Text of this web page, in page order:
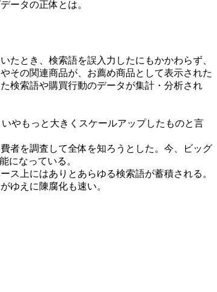
ータの正体とは。
とき、検索語を誤入力したにもかかわらず、
その関連商品が、お薦め商品として表示された
検索語や購買行動のデータが集計・分析され
やもっと大きくスケールアップしたものと言
者を調査して全体を知ろうとした。今、ビッグ
になっている。
上にはありとあらゆる検索語が蓄積される。
ゆえに陳腐化も速い。